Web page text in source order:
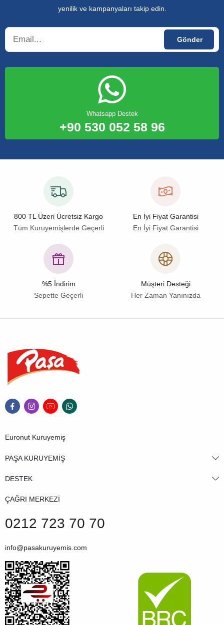
yenilik ve kampanyaları takip edin.
Whatsapp Destek
+90 530 052 58 96
800 TL Üzeri Ücretsiz Kargo
Tüm Kuruyemişlerde Geçerli
En İyi Fiyat Garantisi
En İyi Fiyat Garantisi
%5 İndirim
Sepette Geçerli
Müşteri Desteği
Her Zaman Yanınızda
Euronut Kuruyemiş
PAŞA KURUYEMİŞ
DESTEK
ÇAĞRI MERKEZİ
0212 723 70 70
info@pasakuruyemis.com